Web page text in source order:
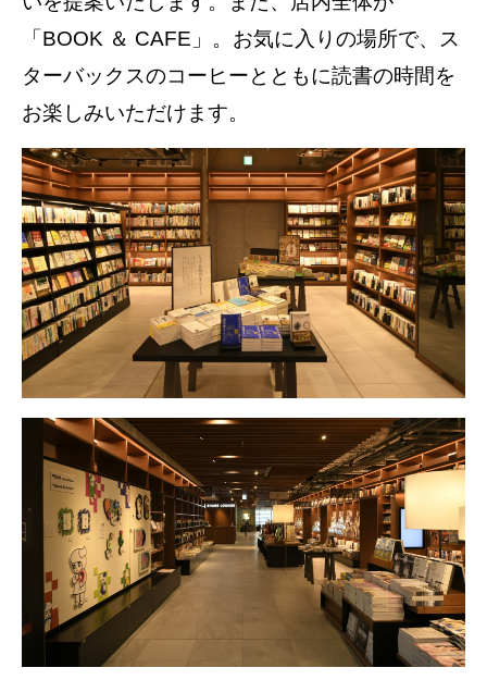
「BOOK ＆ CAFE」。お気に入りの場所で、ス
ターバックスのコーヒーとともに読書の時間を
お楽しみいただけます。